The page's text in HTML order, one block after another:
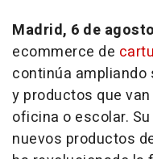
Madrid, 6 de
ecommerce de
continúa
y productos que
oficina o escolar.
nuevos productos